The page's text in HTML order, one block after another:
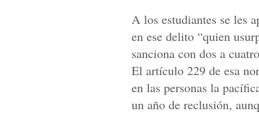
A los estudiantes se les
en ese delito “quien
sanciona con dos a
El artículo 229 de esa
en las personas la
un año de reclusión,